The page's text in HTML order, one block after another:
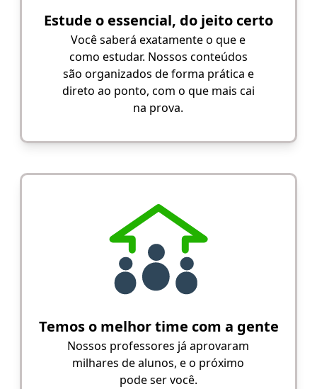
Estude o essencial, do jeito certo
Você saberá exatamente o que e
como estudar. Nossos conteúdos
são organizados de forma prática e
direto ao ponto, com o que mais cai
na prova.
Temos o melhor time com a gente
Nossos professores já aprovaram
milhares de alunos, e o próximo
pode ser você.